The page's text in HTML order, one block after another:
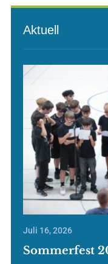
Aktuell
Juli 16, 2026
Sommerfest